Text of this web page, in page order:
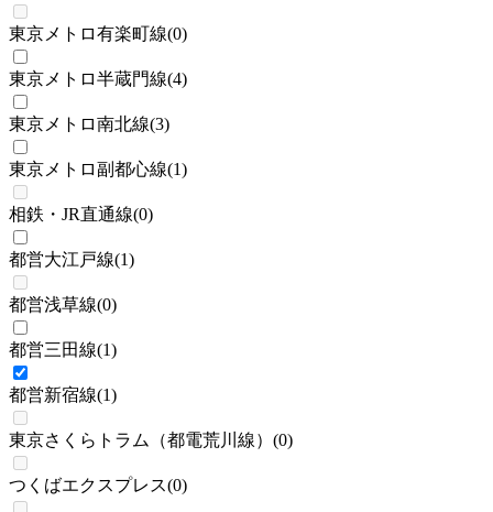
東京メトロ有楽町線(0)
東京メトロ半蔵門線(4)
東京メトロ南北線(3)
東京メトロ副都心線(1)
相鉄・JR直通線(0)
都営大江戸線(1)
都営浅草線(0)
都営三田線(1)
都営新宿線(1)
東京さくらトラム（都電荒川線） (0)
つくばエクスプレス(0)